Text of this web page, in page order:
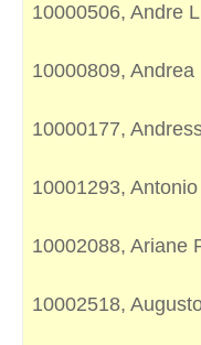
10000506, Andre
10000809,
10000177,
10001293,
10002088, Ariane
10002518,